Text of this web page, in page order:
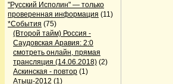
"Русский Исполин" — только
проверенная информация (11)
*События (75)
(Второй тайм) Россия -
Саудовская Аравия: 2:0
смотреть онлайн, прямая
трансляция (14.06.2018) (2)
Аскинская - повтор (1)
Атыш-2012 (1)